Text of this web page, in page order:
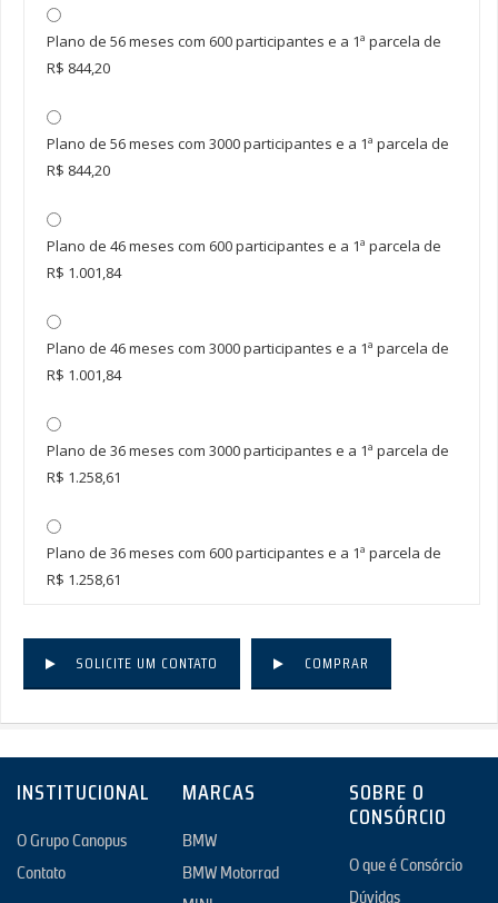
Plano de 56 meses com 600 participantes e a 1ª parcela de
R$ 844,20
Plano de 56 meses com 3000 participantes e a 1ª parcela de
R$ 844,20
Plano de 46 meses com 600 participantes e a 1ª parcela de
R$ 1.001,84
Plano de 46 meses com 3000 participantes e a 1ª parcela de
R$ 1.001,84
Plano de 36 meses com 3000 participantes e a 1ª parcela de
R$ 1.258,61
Plano de 36 meses com 600 participantes e a 1ª parcela de
R$ 1.258,61
SOLICITE UM CONTATO COMPRAR
INSTITUCIONAL
O Grupo Canopus
Contato
MARCAS
BMW
BMW Motorrad
SOBRE O
CONSÓRCIO
O que é Consórcio
Dúvidas